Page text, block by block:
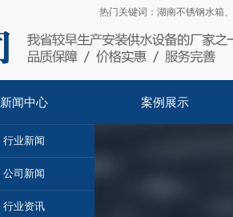
热门关键词： 湖南不锈钢水箱、
新闻中心
行业新闻
公司新闻
行业资讯
案例展示